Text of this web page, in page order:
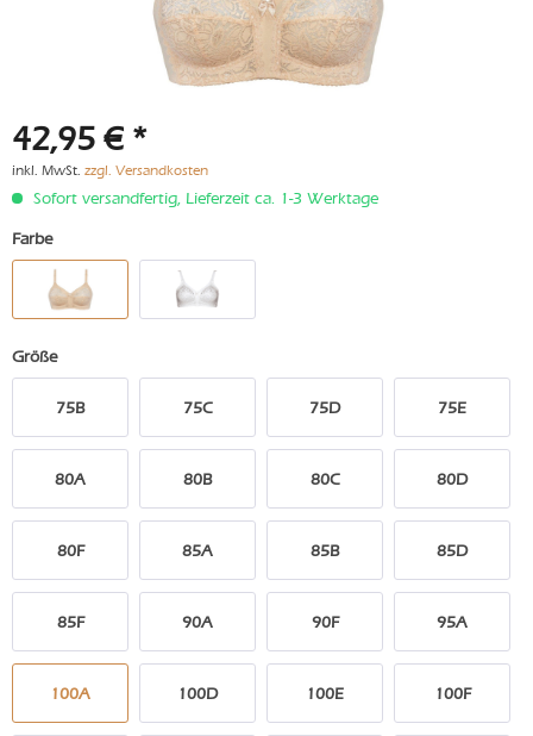
42,95 € *
inkl. MwSt. zzgl. Versandkosten
Sofort versandfertig, Lieferzeit ca. 1-3 Werktage
Farbe
Größe
75B 75C 75D 75E
80A 80B 80C 80D
80F 85A 85B 85D
85F 90A 90F 95A
100A 100D 100E 100F